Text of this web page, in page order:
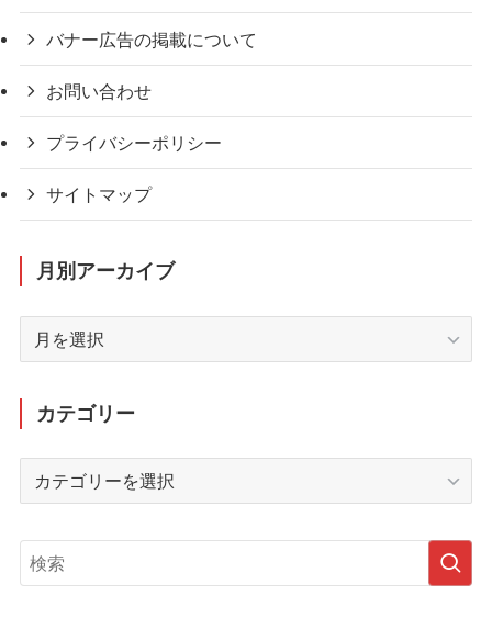
バナー広告の掲載について
お問い合わせ
プライバシーポリシー
サイトマップ
月別アーカイブ
イ
ブ
カテゴリー
リ
ー